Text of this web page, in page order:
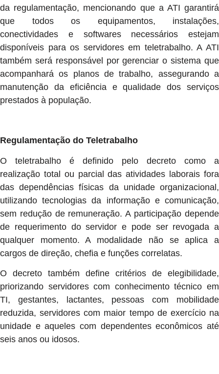
da regulamentação, mencionando que a ATI garantirá
que todos os equipamentos, instalações,
conectividades e softwares necessários estejam
disponíveis para os servidores em teletrabalho. A ATI
também será responsável por gerenciar o sistema que
acompanhará os planos de trabalho, assegurando a
manutenção da eficiência e qualidade dos serviços
prestados à população.
Regulamentação do Teletrabalho
O teletrabalho é definido pelo decreto como a
realização total ou parcial das atividades laborais fora
das dependências físicas da unidade organizacional,
utilizando tecnologias da informação e comunicação,
sem redução de remuneração. A participação depende
de requerimento do servidor e pode ser revogada a
qualquer momento. A modalidade não se aplica a
cargos de direção, chefia e funções correlatas.
O decreto também define critérios de elegibilidade,
priorizando servidores com conhecimento técnico em
TI, gestantes, lactantes, pessoas com mobilidade
reduzida, servidores com maior tempo de exercício na
unidade e aqueles com dependentes econômicos até
seis anos ou idosos.